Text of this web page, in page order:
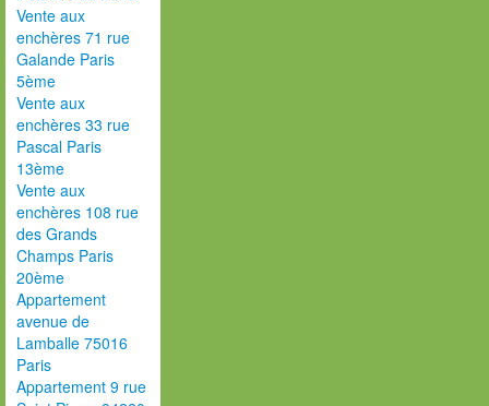
Vente aux
enchères 71 rue
Galande Paris
5ème
Vente aux
enchères 33 rue
Pascal Paris
13ème
Vente aux
enchères 108 rue
des Grands
Champs Paris
20ème
Appartement
avenue de
Lamballe 75016
Paris
Appartement 9 rue